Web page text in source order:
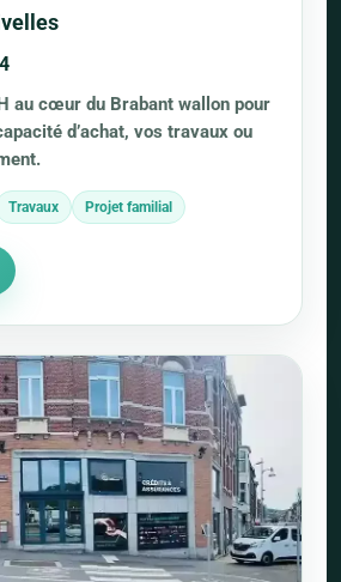
au cœur du Brabant wallon pour
d’achat, vos travaux ou
Travaux Projet familial